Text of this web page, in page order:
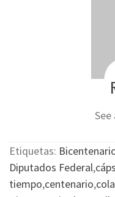
Etiquetas:
Diputados Federal,
tiempo,centenario,